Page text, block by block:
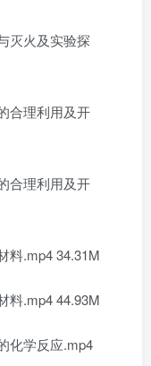
火及实验探
理利用及开
理利用及开
.mp4 34.31M
.mp4 44.93M
学反应.mp4